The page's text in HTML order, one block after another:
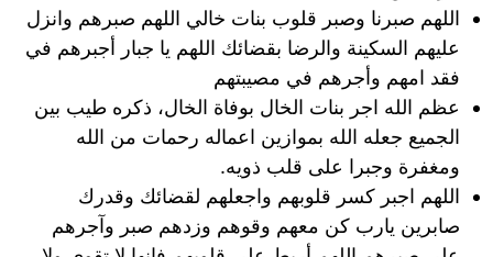
اللهم صبرنا وصبر قلوب بنات خالي اللهم صبرهم وانزل
عليهم السكينة والرضا بقضائك اللهم يا جبار أجبرهم في
فقد امهم وأجرهم في مصيبتهم
عظم الله اجر بنات الخال بوفاة الخال، ذكره طيب بين
الجميع جعله الله بموازين اعماله رحمات من الله
ومغفرة وجبرا على قلب ذويه.
اللهم اجبر كسر قلوبهم واجعلهم لقضائك وقدرك
صابرين يارب كن معهم وقوهم وزدهم صبر وآجرهم